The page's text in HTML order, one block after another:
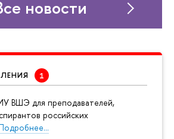
ВШЭ для преподавателей,
российских
новости